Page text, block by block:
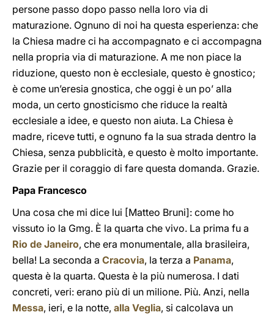
persone passo dopo passo nella loro via di
maturazione. Ognuno di noi ha questa esperienza: che
la Chiesa madre ci ha accompagnato e ci accompagna
nella propria via di maturazione. A me non piace la
riduzione, questo non è ecclesiale, questo è gnostico;
è come un’eresia gnostica, che oggi è un po’ alla
moda, un certo gnosticismo che riduce la realtà
ecclesiale a idee, e questo non aiuta. La Chiesa è
madre, riceve tutti, e ognuno fa la sua strada dentro la
Chiesa, senza pubblicità, e questo è molto importante.
Grazie per il coraggio di fare questa domanda. Grazie.
Papa Francesco
Una cosa che mi dice lui [Matteo Bruni]: come ho
vissuto io la Gmg. È la quarta che vivo. La prima fu a
Rio de Janeiro, che era monumentale, alla brasileira,
bella! La seconda a Cracovia, la terza a Panama,
questa è la quarta. Questa è la più numerosa. I dati
concreti, veri: erano più di un milione. Più. Anzi, nella
Messa, ieri, e la notte, alla Veglia, si calcolava un